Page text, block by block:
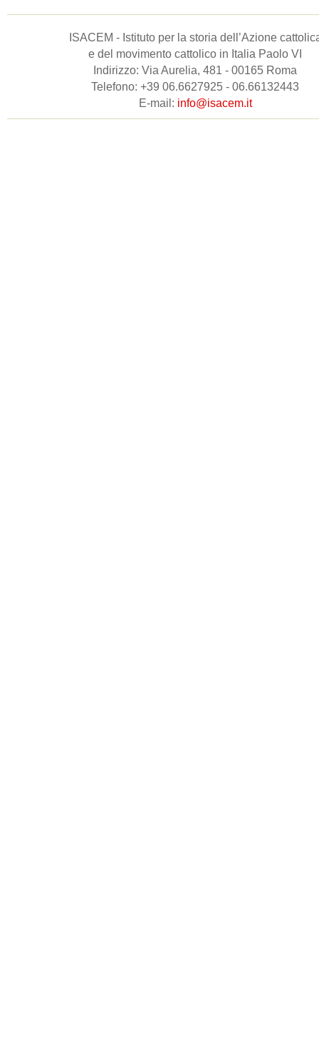
ISACEM - Istituto per la storia dell’Azione
e del movimento cattolico in Italia Paolo VI
Indirizzo: Via Aurelia, 481 - 00165 Roma
Telefono: +39 06.6627925 - 06.66132443
E-mail: info@isacem.it